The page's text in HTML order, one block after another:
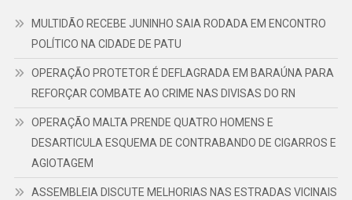
MULTIDÃO RECEBE JUNINHO SAIA RODADA EM ENCONTRO
POLÍTICO NA CIDADE DE PATU
OPERAÇÃO PROTETOR É DEFLAGRADA EM BARAÚNA PARA
REFORÇAR COMBATE AO CRIME NAS DIVISAS DO RN
OPERAÇÃO MALTA PRENDE QUATRO HOMENS E
DESARTICULA ESQUEMA DE CONTRABANDO DE CIGARROS E
AGIOTAGEM
ASSEMBLEIA DISCUTE MELHORIAS NAS ESTRADAS VICINAIS